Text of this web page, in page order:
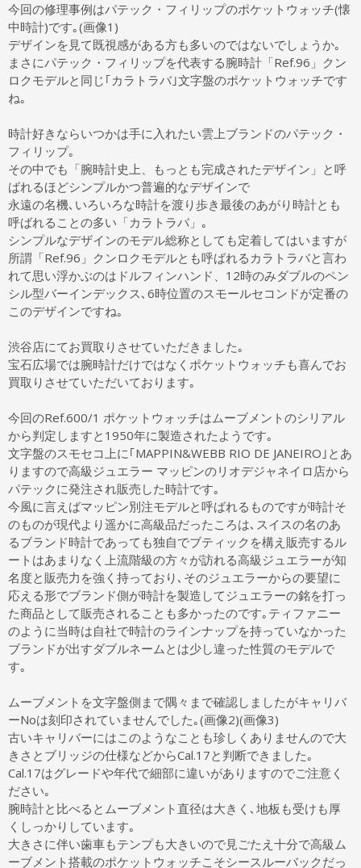
今回の修理事例はパテック・フィリップのポケットウォッチ(懐
中時計)です｡(画像1)
デザインを見て既視感がある方も多いのではないでしょうか｡
まさにパテック・フィリップを代表する腕時計「Ref.96」クン
ロクモデルと同じ｢カラトラバ｣文字盤のポケットウォッチです
ね｡
時計好きならいつかは手に入れたい雲上ブランドのパテック・
フィリップ｡
その中でも「腕時計史上、もっとも完成されたデザイン」と呼
ばれるほどシンプルかつ普遍的なデザインで
永遠の名機､いろいろな時計を渡り歩き最後のあがり時計とも
呼ばれることの多い「カラトラバ」｡
シンプルなデザインのモデル総称としても定着してはいますが
所謂「Ref.96」クンロクモデルとも呼ばれるカラトラバと言わ
れて思い浮かぶのはドルフィンハンド、12時のみダブルのペン
シル型バーインデックス､6時位置のスモールセコンドが定番の
このデザインですね｡
渋谷店にてお買取りさせていただきました｡
宝石広場では腕時計だけではなくポケットウォッチも喜んでお
買取りさせていただいております｡
今回のRef.600/1 ポケットウォッチはムーブメントのシリアル
から判定しますと1950年に製造されたようです｡
文字盤のスモセコ上に｢MAPPIN&WEBB RIO DE JANEIRO｣とあ
りますので高級ジュエラー マッピンのリオデジャネイロ店から
パテックに発注され販売した時計です｡
今風に言えばマッピン別注モデルと呼ばれるものですが時計そ
のものが現代より遥かに高級品だったころは､スイスの名のあ
るブランド時計であっても独自でブティックを構え販売するル
ートはあまりなく上流階級の方々が訪れる高級ジュエラーが知
名度と販売力を強く持っており､そのジュエラーからの要望に
応える形でブランド側が時計を製造してジュエラーの銘を打っ
た商品として販売されることも多かったのです｡ティファニー
のように当時は自社で時計のラインナップを持っていなかった
ブランドが出すダブルネームとは少し違った性質のモデルで
す｡
ムーブメントを文字盤側まで隅々まで確認しましたがキャリバ
ーNoは刻印されていませんでした｡(画像2)(画像3)
古いキャリバーにはこのようなことも珍しくありませんので大
きさとブリッジの仕様などからCal.17と判断できました｡
Cal.17はグレードや年代で細部に違いがありますのでご注意く
ださい｡
腕時計と比べるとムーブメント直径は大きく､地板も受けも厚
くしっかりしています｡
大きさに伴い歯車もテンプも大きいので見ごたえ十分で高級ム
ーブメント搭載のポケットウォッチこそシースルーバックだっ